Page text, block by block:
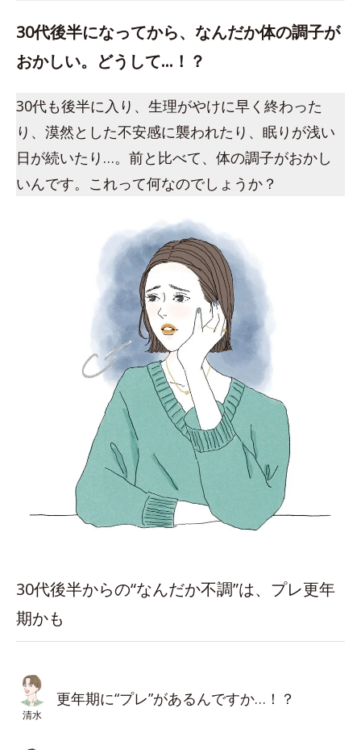
30代後半になってから、なんだか体の調子が
おかしい。どうして…！？
30代も後半に入り、生理がやけに早く終わった
り、漠然とした不安感に襲われたり、眠りが浅い
日が続いたり…。前と比べて、体の調子がおかし
いんです。これって何なのでしょうか？
30代後半からの“なんだか不調”は、プレ更年
期かも
清水
更年期に“プレ”があるんですか…！？